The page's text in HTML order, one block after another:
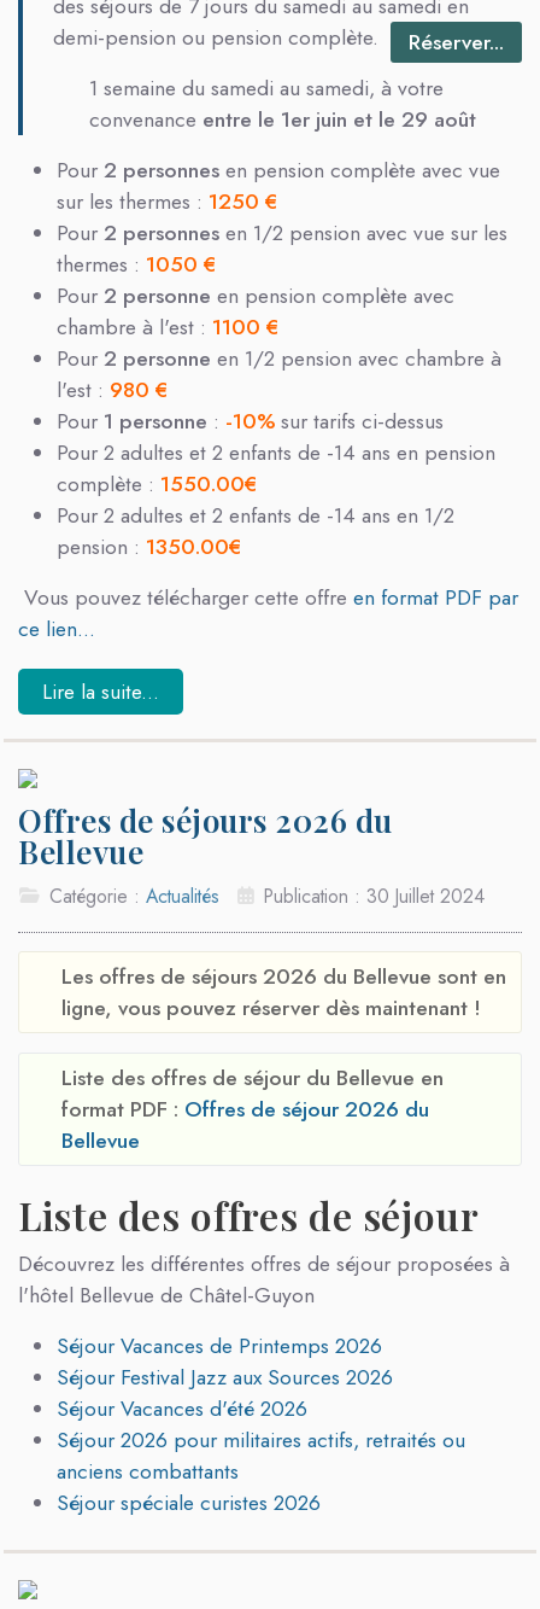
des séjours de 7 jours du samedi au samedi en
demi-pension ou pension complète.
Réserver...
1 semaine du samedi au samedi, à votre
convenance entre le 1er juin et le 29 août
Pour2 personnesen pension complète avec vue
sur les thermes : 1250 €
Pour2 personnesen 1/2 pension avec vue sur les
thermes : 1050 €
Pour2 personne en pension complète avec
chambre à l'est : 1100 €
Pour2 personne en 1/2 pension avec chambre à
l'est : 980 €
Pour 1 personne : -10%sur tarifs ci-dessus
Pour 2 adultes et 2 enfants de -14 ans en pension
complète : 1550.00€
Pour 2 adultes et 2 enfants de -14 ans en 1/2
pension : 1350.00€
Vous pouvez télécharger cette offre en format PDF par
ce lien...
Lire la suite...
Offres de séjours 2026 du
Bellevue
Catégorie :Actualités Publication : 30 Juillet 2024
Les offres de séjours 2026 du Bellevue sont en
ligne, vous pouvez réserver dès maintenant !
Liste des offres de séjour du Bellevue en
format PDF : Offres de séjour 2026 du
Bellevue
Liste des offres de séjour
Découvrez les différentes offres de séjour proposées à
l'hôtel Bellevue de Châtel-Guyon
Séjour Vacances de Printemps 2026
Séjour Festival Jazz aux Sources 2026
Séjour Vacances d'été 2026
Séjour 2026 pour militaires actifs, retraités ou
anciens combattants
Séjour spéciale curistes 2026